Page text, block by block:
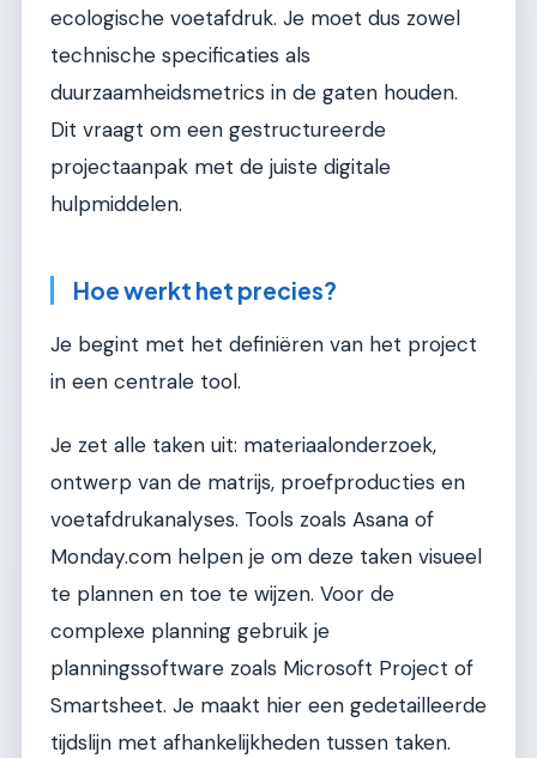
ecologische voetafdruk. Je moet dus zowel
technische specificaties als
duurzaamheidsmetrics in de gaten houden.
Dit vraagt om een gestructureerde
projectaanpak met de juiste digitale
hulpmiddelen.
Hoe werkt het precies?
Je begint met het definiëren van het project
in een centrale tool.
Je zet alle taken uit: materiaalonderzoek,
ontwerp van de matrijs, proefproducties en
voetafdrukanalyses. Tools zoals Asana of
Monday.com helpen je om deze taken visueel
te plannen en toe te wijzen. Voor de
complexe planning gebruik je
planningssoftware zoals Microsoft Project of
Smartsheet. Je maakt hier een gedetailleerde
tijdslijn met afhankelijkheden tussen taken.